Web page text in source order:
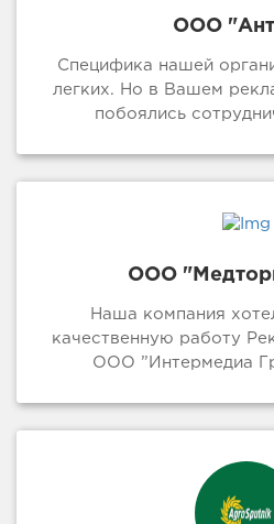
ООО
Специфика нашей
легких. Но в Вашем
побоялись
ООО
Наша компания
качественную работу
ООО ”Интермедиа